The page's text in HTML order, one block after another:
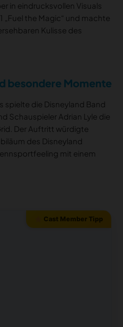
in eindrucksvollen Visuals
„Fuel the Magic“ und machte
Kulisse des
besondere Momente
spielte die Disneyland Band
Schauspieler Adrian Lyle die
Der Auftritt würdigte
des Disneyland
mit einem
Cast Member Tipp